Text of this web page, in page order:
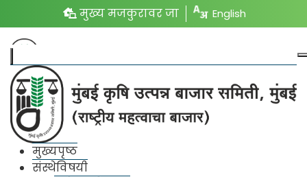
English
मुख्य मजकुरावर जा
मुख्यपृष्ठ
संस्थेविषयी
बाजार विभाग